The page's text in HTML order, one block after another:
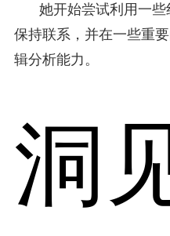
她开始尝试利用一
保持联系，并在一些重
辑分析能力。
洞